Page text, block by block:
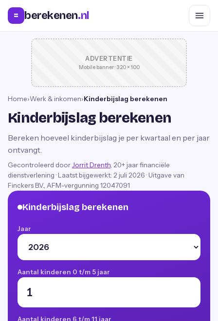
= berekenen.nl
ADVERTENTIE
Mobile banner · 320 × 100
Home›Werk & inkomen›Kinderbijslag berekenen
Kinderbijslag berekenen
Bereken hoeveel kinderbijslag je per kwartaal en per jaar
ontvangt.
Gecontroleerd door Jorrit Drenth , 20+ jaar financiële
dienstverlening · Laatst bijgewerkt: 2 juli 2026 · Uitgave van
Finckers B.V., AFM-vergunning 12047091
Kinderbijslag berekenen
Jaar
Aantal kinderen 0 t/m 5 jaar
Aantal kinderen 6 t/m 11 jaar